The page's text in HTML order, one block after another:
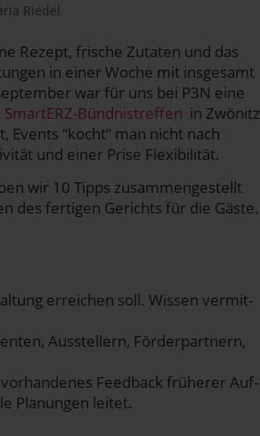
Riedel
Rezept, fri­sche Zuta­ten und das
in einer Woche mit ins­ge­samt
war für uns bei P3N eine
Smar­t­ERZ-Bünd­nis­tref­fen in Zwö­nitz
“kocht” man nicht nach
und einer Pri­se Flexibilität.
wir 10 Tipps zusam­men­ge­stellt
des fer­ti­gen Gerichts für die Gäste.
errei­chen soll. Wis­sen ver­mit­
Aus­stel­lern, För­der­part­nern,
Feed­back frü­he­rer Auf­
Pla­nun­gen leitet.